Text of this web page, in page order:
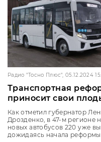
Радио "Тосно Плюс", 05.12.2024
Транспортная
приносит свои
Как отметил губернатор
Дрозденко, в 47-м регионе
новых автобусов 220 уже
дожидаясь начала реформы